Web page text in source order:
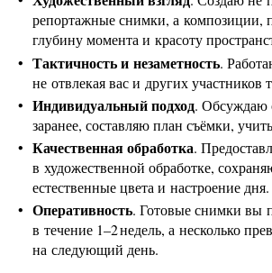
репортажные снимки, а композиции,
глубину момента и красоту
Тактичность и незаметность.
не отвлекая вас и других участников
Индивидуальный подход. Обсуждаю
заранее, составляю план съёмки,
Качественная обработка.
в художественной обработке,
естественные цвета и настроение дня.
Оперативность. Готовые снимки вы
в течение 1–2 недель, а несколько
на следующий день.